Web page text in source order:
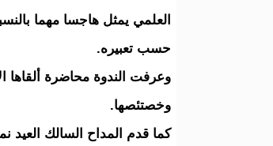
العلمي يمثل هاجسا مهما
حسب تعبيره.
وعرفت الندوة محاضرة ألقاها
وخصتئصها.
كما قدم المداح السالك العيد